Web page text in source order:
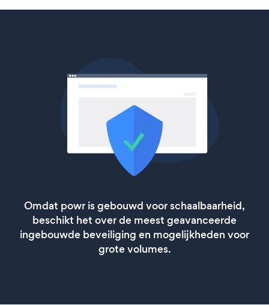
Omdat powr is gebouwd voor schaalbaarheid,
beschikt het over de meest geavanceerde
ingebouwde beveiliging en mogelijkheden voor
grote volumes.